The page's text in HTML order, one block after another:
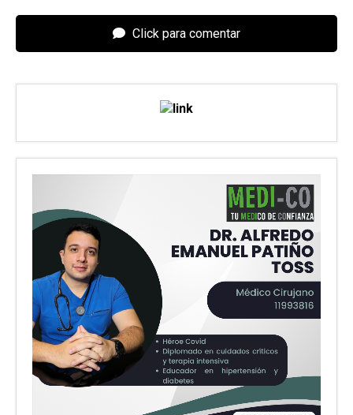
Click para comentar